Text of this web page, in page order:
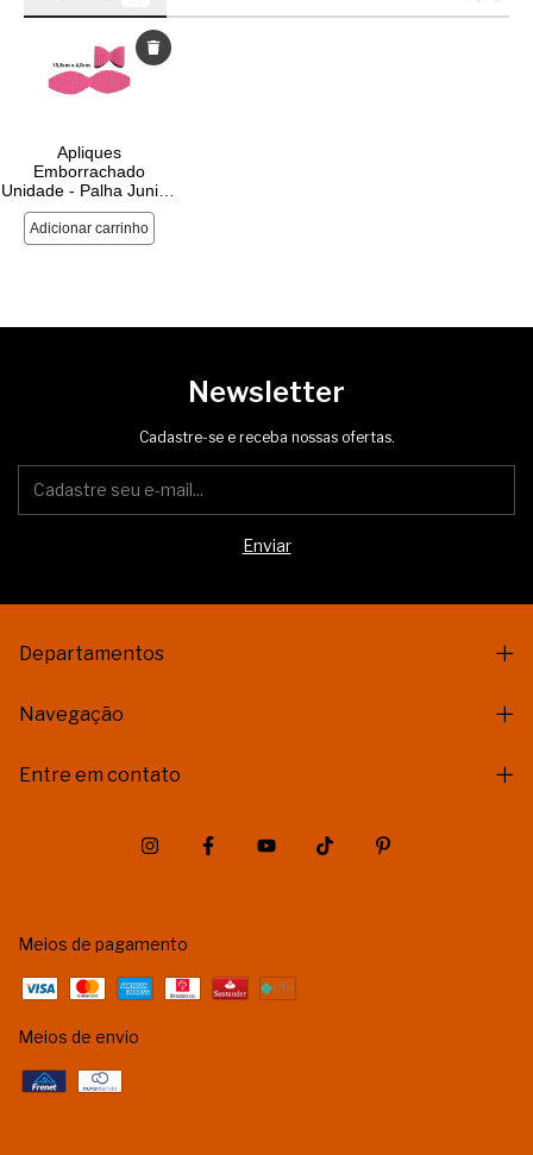
Newsletter
Cadastre-se e receba nossas ofertas.
Departamentos
Navegação
Entre em contato
Meios de pagamento
Meios de envio